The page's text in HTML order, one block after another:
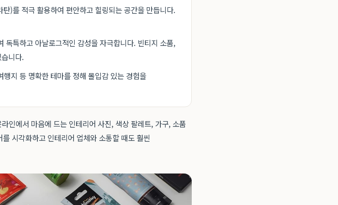
)를 적극 활용하여 편안하고 힐링되는 공간을 만듭니다.
독특하고 아날로그적인 감성을 자극합니다. 빈티지 소품,
니다.
지 등 명확한 테마를 정해 몰입감 있는 경험을
인에서 마음에 드는 인테리어 사진, 색상 팔레트, 가구, 소품
시각화하고 인테리어 업체와 소통할 때도 훨씬